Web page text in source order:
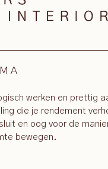
werken en prettig
die je rendement
en oog voor de
bewegen.